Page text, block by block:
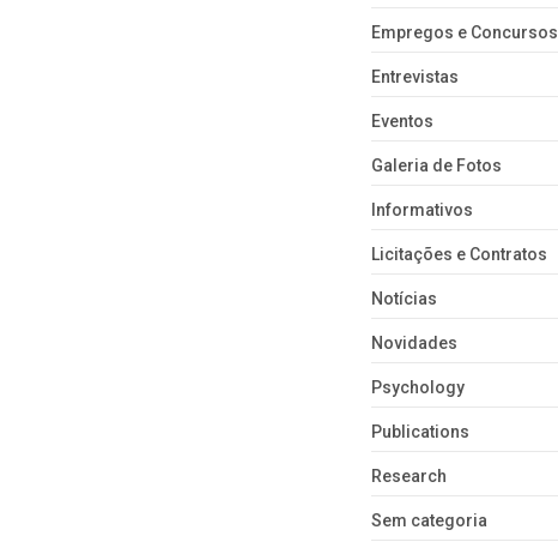
Empregos e Concursos
Entrevistas
Eventos
Galeria de Fotos
Informativos
Licitações e Contratos
Notícias
Novidades
Psychology
Publications
Research
Sem categoria